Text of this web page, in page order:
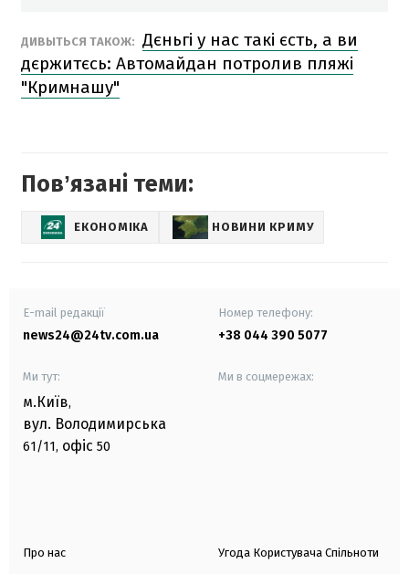
ДИВЫТЬСЯ ТАКОЖ: Дєньгі у нас такі єсть, а ви
дєржитєсь: Автомайдан потролив пляжі
"Кримнашу"
Повʼязані теми:
ЕКОНОМІКА НОВИНИ КРИМУ
E-mail редакції
news24@24tv.com.ua
Номер телефону:
+38 044 390 5077
Ми тут:
м.Київ,
вул. Володимирська
61/11, офіс 50
Ми в соцмережах:
Про нас Угода Користувача Спільноти